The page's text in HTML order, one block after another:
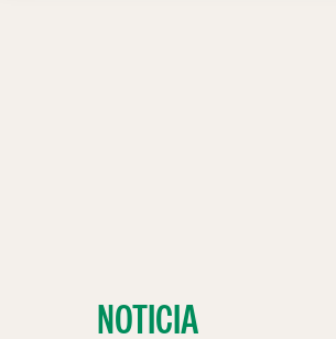
NOTICIA